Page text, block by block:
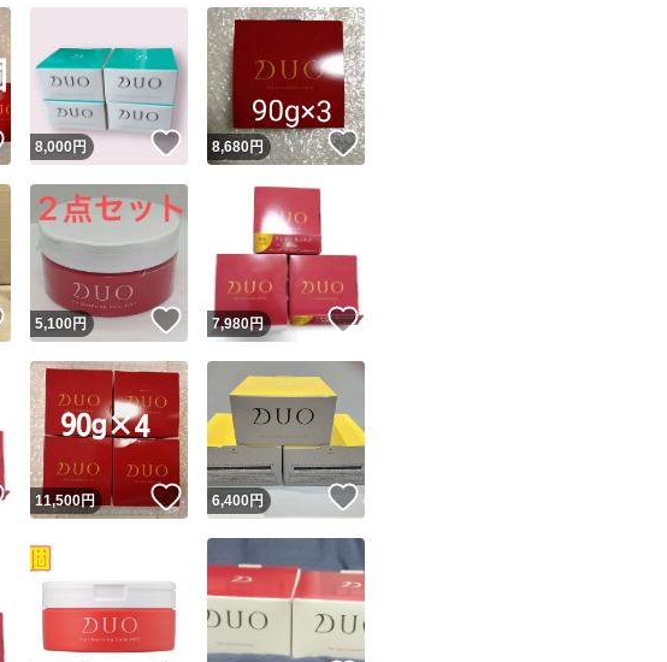
Yahoo!フリマが定めた一定の基準を満たしたユーザーにバッジを付与しています
安心取引出品者
安心取引出品者 Yahoo!フリマの基準をクリアした安心・安全なユーザーです
取引実績
取引実績◯+ このユーザーはYahoo!フリマの取引を完了させた実績があります
他フリマ実績◯+ このユーザーは他フリマサービスでの取引実績があります
スピード&安心発送
※このバッジは実績に基づく表示であり、発送を保証しているものではありません
スピード＆安心発送
このユーザーは高頻度で24時間以内＆設定した発送日数内に発送してい
ます
このユーザーは高頻度で24時間以内に発送しています
安心発送 このユーザーは設定した発送日数内に発送しています
この商品の情報をコピーします
商品画像の無断転載は禁止されています
コピーは1商品につき1回 です
出品ページへ
キャンセル
いいね！
8,000 円 いいね！
8,680円 いいね！
いいね！
5,100円 いいね！
7,980円 いいね！
いいね！
11,500円 いいね！
6,400円 いいね！